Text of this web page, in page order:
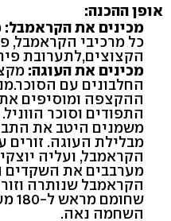
אופן ההכנה:
מכינים את הקראמבל:
כל מרכיבי הקראמבל,
הקצוצים,לתערובת
מכינים את העוגה:
החלבונים עם
ההקצפה ומוסיפים
התפודים וסוכר הווניל.
משמנים היטב את
מבלילת העוגה.
הקראמבל, ועליה
מערבבים את השקדים
הקראמבל שנותרה
השחמה נאה.